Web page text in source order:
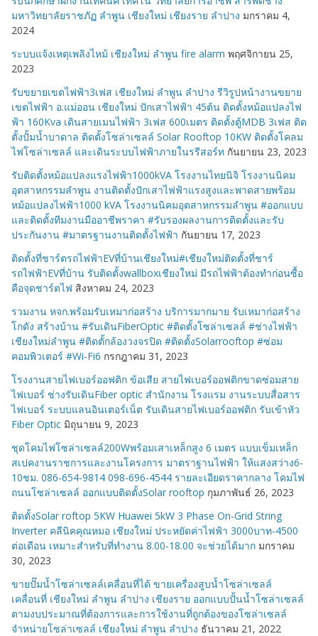
มหาวิทยาลัยราชภัฏ ลำพูน เชียงใหม่ เชียงราย ลำปาง มกราคม 4,
2024
ระบบแจ้งเหตุเพลิงไหม้ เชียงใหม่ ลำพูน fire alarm พฤศจิกายน 25,
2023
รับขยายเขตไฟฟ้า3เฟส เชียงใหม่ ลำพูน ลำปาง รีวิรูปหน้างานขยาย
เขตไฟฟ้า อ.แม่ออน เชียงใหม่ ปักเสาไฟฟ้า 45ต้น ติดตั้งหม้อแปลงไฟ
ฟ้า 160Kva เดินสายเมนไฟฟ้า 3เฟส 600เมตร ติดตั้งตู้MDB 3เฟส ติด
ตั้งปั้มน้ำบาดาล ติดตั้งโซล่าเซลล์ Solar Rooftop 10KW ติดตั้งโคลม
ไฟโซล่าเซลล์ และเดินระบบไฟฟ้าภายในรรีสอร์ท กันยายน 23, 2023
รับติดตั้งหม้อแปลงแรงไฟฟ้า1000kVA โรงงานไทยนิจิ โรงงานนิคม
อุตสาหกรรมลำพูน งานติดตั้งปักเสาไฟฟ้าแรงสูงและพาดสายพร้อม
หม้อแปลงไฟฟ้า1000 kVA โรงงานนิคมอุตสาหกรรมลำพูน #ออกแบบ
และติดตั้งทีมงานมืออาชีพราคา #รับรองผลงานการติดตั้งและรับ
ประกันงาน #มาตรฐานงานติดตั้งไฟฟ้า กันยายน 17, 2023
ติดตั้งที่ชาร์ตรถไฟฟ้าEVที่บ้านเชียงใหม่#เชียงใหม่ติดตั้งที่ชาร์
รถไฟฟ้าEVที่บ้าน รับติดตั้งwallboxเชียงใหม่ มีรถไฟฟ้าต้องทำก่อนซื้อ
คือจุดชาร์ตไฟ สิงหาคม 24, 2023
รวมงาน หจก.พร้อมรับเหมาก่อสร้าง บริการมากมาย รับเหมาก่อสร้าง
โกดัง สร้างบ้าน #รับเดินFiberOptic #ติดตั้งโซล่าเซลล์ #ช่างไฟฟ้า
เชียงใหม่ลำพูน #ติดตั้กล้องวงจรปิด #ติดตั้งSolarrooftop #ซ่อม
คอมพิวเตอร์ #Wi-Fi6 กรกฎาคม 31, 2023
โรงงานสายไฟเบอร์ออฟติก ข้อเสีย สายไฟเบอร์ออฟติกขาดซ่อมสาย
ไฟเบอร์ ช่างรับเดินFiber optic สำนักงาน โรงแรม งานระบบสื่อสาร
ไฟเบอร์ ระบบแลนอินเตอร์เน็ต รับเดินสายไฟเบอร์ออฟติก รับเข้าหัว
Fiber Optic มิถุนายน 9, 2023
ชุดโคมไฟโซล่าเซลล์200Wพร้อมเสาเหล็กสูง 6 เมตร แบบเข็มเหล็ก
สเปคงานราชการและงานโครงการ มาตราฐานไฟฟ้า ให้แสงสว่าง6-
10ชม. 086-654-9814 098-696-4544 รายละเอียดราคากลาง โคมไฟ
ถนนโซล่าเซลล์ ออกแบบติดตั้งSolar rooftop กุมภาพันธ์ 26, 2023
ติดตั้งSolar roftop 5KW Huawei 5kW 3 Phase On-Grid String
Inverter คลีนิคคุณหมอ เชียงใหม่ ประหยัดค่าไฟฟ้า 3000บาท-4500
ต่อเดือน เหมาะสำหรับที่ทำงาน 8.00-18.00 จะช่วยได้มาก มกราคม
30, 2023
ขายปั๊มน้ำโซล่าเซลล์เคลื่อนที่ได้ ขายเครื่องสูบน้ำโซล่าเซลล์
เคลื่อนที่ เชียงใหม่ ลำพูน ลำปาง เชียงราย ออกแบบปั้นน้ำโซล่าเซลล์
ตามงบประมาณที่ต้องการและการใช้งานที่ถูกต้องของโซล่าเซลล์
จำหน่ายโซล่าเซลล์ เชียงใหม่ ลำพูน ลำปาง ธันวาคม 21, 2022